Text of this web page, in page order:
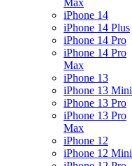
Max
iPhone 14
iPhone 14 Plus
iPhone 14 Pro
iPhone 14 Pro
Max
iPhone 13
iPhone 13 Mini
iPhone 13 Pro
iPhone 13 Pro
Max
iPhone 12
iPhone 12 Mini